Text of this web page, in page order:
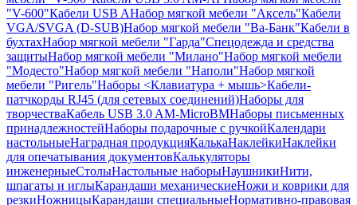
"V-600"Кабели USB AНабор мягкой мебели "Аксель"Кабели
VGA/SVGA (D-SUB)Набор мягкой мебели "Ва-Банк"Кабели в
бухтахНабор мягкой мебели "Гарда"Спецодежда и средства
защитыНабор мягкой мебели "Милано"Набор мягкой мебели
"Модесто"Набор мягкой мебели "Наполи"Набор мягкой
мебели "Ригель"Наборы <Клавиатура + мышь>Кабели-
патчкорды RJ45 (для сетевых соединений)Наборы для
творчестваКабель USB 3.0 AM-MicroBMНаборы письменных
принадлежностейНаборы подарочные с ручкойКалендари
настольныеНаградная продукцияКалькаНаклейкиНаклейки
для опечатывания документовКалькуляторы
инженерныеСтолыНастольные наборыНаушникиНити,
шпагаты и иглыКарандаши механическиеНожи и коврики для
резкиНожницыКарандаши специальныеНормативно-правовая